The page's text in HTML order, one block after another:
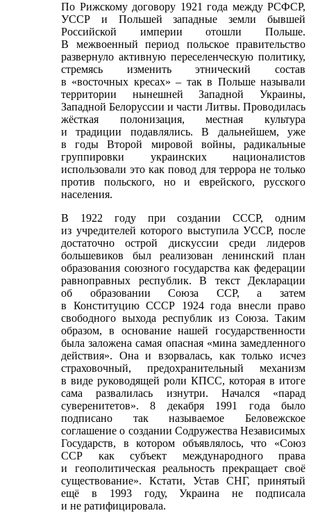
По Рижскому договору 1921 года между РСФСР,
УССР и Польшей западные земли бывшей
Российской империи отошли Польше.
В межвоенный период польское правительство
развернуло активную переселенческую политику,
стремясь изменить этнический состав
в «восточных кресах» – так в Польше называли
территории нынешней Западной Украины,
Западной Белоруссии и части Литвы. Проводилась
жёсткая полонизация, местная культура
и традиции подавлялись. В дальнейшем, уже
в годы Второй мировой войны, радикальные
группировки украинских националистов
использовали это как повод для террора не только
против польского, но и еврейского, русского
населения.
В 1922 году при создании СССР, одним
из учредителей которого выступила УССР, после
достаточно острой дискуссии среди лидеров
большевиков был реализован ленинский план
образования союзного государства как федерации
равноправных республик. В текст Декларации
об образовании Союза ССР, а затем
в Конституцию СССР 1924 года внесли право
свободного выхода республик из Союза. Таким
образом, в основание нашей государственности
была заложена самая опасная «мина замедленного
действия». Она и взорвалась, как только исчез
страховочный, предохранительный механизм
в виде руководящей роли КПСС, которая в итоге
сама развалилась изнутри. Начался «парад
суверенитетов». 8 декабря 1991 года было
подписано так называемое Беловежское
соглашение о создании Содружества Независимых
Государств, в котором объявлялось, что «Союз
ССР как субъект международного права
и геополитическая реальность прекращает своё
существование». Кстати, Устав СНГ, принятый
ещё в 1993 году, Украина не подписала
и не ратифицировала.